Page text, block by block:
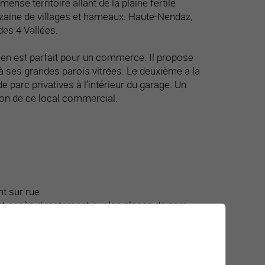
territoire allant de la plaine fertile
de villages et hameaux. Haute-Nendaz,
4 Vallées.
est parfait pour un commerce. Il propose
grandes parois vitrées. Le deuxième a la
parc privatives à l’intérieur du garage. Un
de ce local commercial.
sur rue
accès directement sur les places de parc